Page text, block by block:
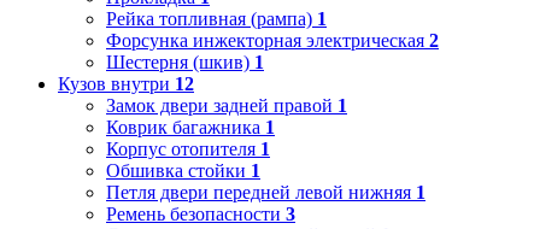
Рейка топливная (рампа) 1
Форсунка инжекторная электрическая 2
Шестерня (шкив) 1
Кузов внутри 12
Замок двери задней правой 1
Коврик багажника 1
Корпус отопителя 1
Обшивка стойки 1
Петля двери передней левой нижняя 1
Ремень безопасности 3